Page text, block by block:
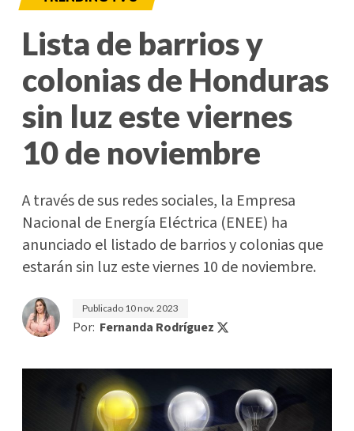
Lista de barrios y
colonias de Honduras
sin luz este viernes
10 de noviembre
A través de sus redes sociales, la Empresa
Nacional de Energía Eléctrica (ENEE) ha
anunciado el listado de barrios y colonias que
estarán sin luz este viernes 10 de noviembre.
Publicado 10 nov. 2023
Por: Fernanda Rodríguez